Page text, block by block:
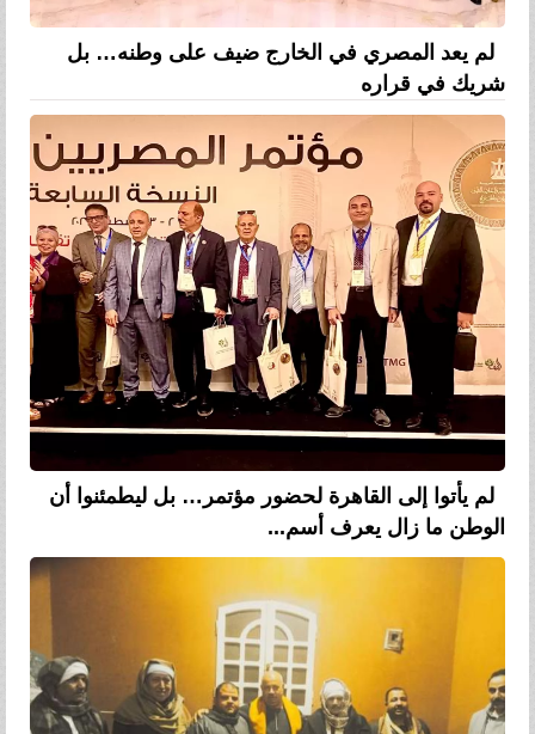
لم يعد المصري في الخارج ضيف على وطنه… بل
شريك في قراره
لم يأتوا إلى القاهرة لحضور مؤتمر… بل ليطمئنوا أن
الوطن ما زال يعرف أسم...